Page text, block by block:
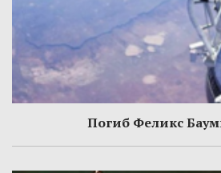
Погиб Феликс